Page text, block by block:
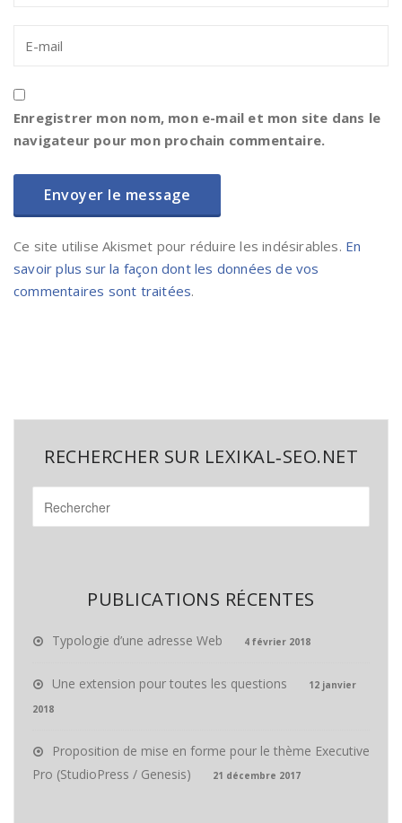
Enregistrer mon nom, mon e-mail et mon site dans le
navigateur pour mon prochain commentaire.
Ce site utilise Akismet pour réduire les indésirables. En
savoir plus sur la façon dont les données de vos
commentaires sont traitées.
RECHERCHER SUR LEXIKAL‑SEO.NET
PUBLICATIONS RÉCENTES
Typologie d’une adresse Web 4 février 2018
Une extension pour toutes les questions
12 janvier
2018
Proposition de mise en forme pour le thème Executive
Pro (StudioPress / Genesis)
21 décembre 2017